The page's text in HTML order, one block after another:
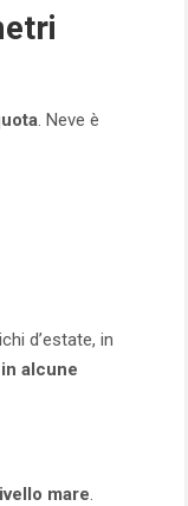
. Neve è
d’estate, in
alcune
mare.